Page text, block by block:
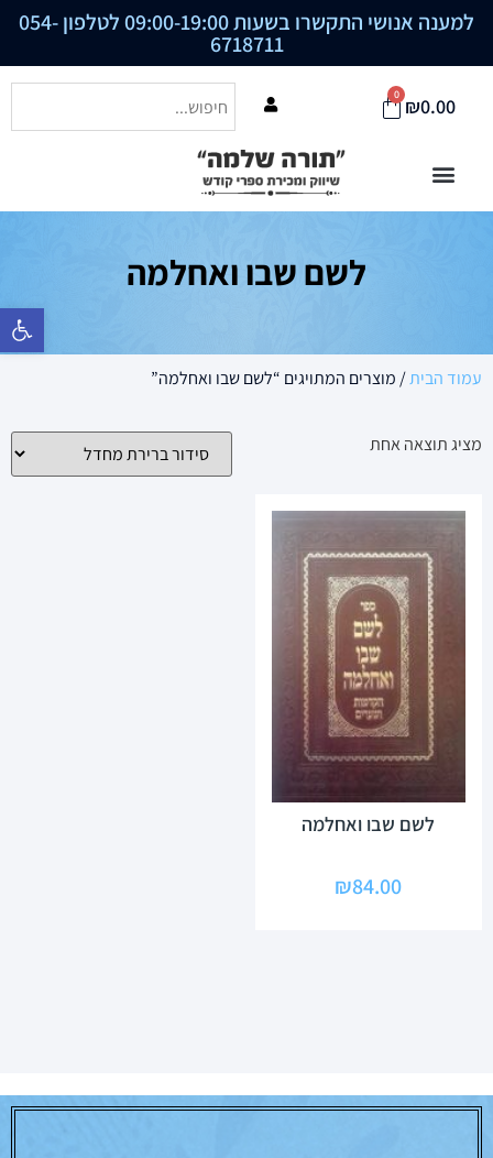
פתח סרגל
למענה אנושי התקשרו בשעות 09:00-19:00 לטלפון 054-
6718711
₪0.00
0
לשם שבו ואחלמה
עמוד הבית/ מוצרים המתויגים “לשם שבו ואחלמה”
מציג תוצאה אחת
לשם שבו ואחלמה
₪84.00